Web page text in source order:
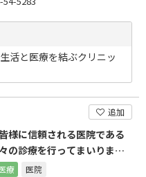
私たちは「生活と医療を結ぶクリニッ
追加
様に信頼される医院である
の診療を行ってまいりま
療 医院